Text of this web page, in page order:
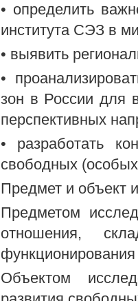
• определить
института СЭЗ в
• выявить
•
зон в России для
перспективных
• разработать
свободных
Предмет и объект
Предметом
отношения,
Объектом